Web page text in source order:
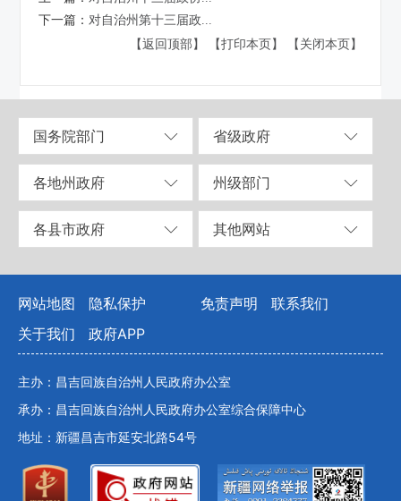
下一篇： 对自治州第十三届政...
【返回顶部】
【打印本页】 【关闭本页】
国务院部门 省级政府
各地州政府 州级部门
各县市政府 其他网站
网站地图 隐私保护 免责声明
联系我们
关于我们
政府APP
主办：昌吉回族自治州人民政府办公室
承办：昌吉回族自治州人民政府办公室综合保障中心
地址：新疆昌吉市延安北路54号